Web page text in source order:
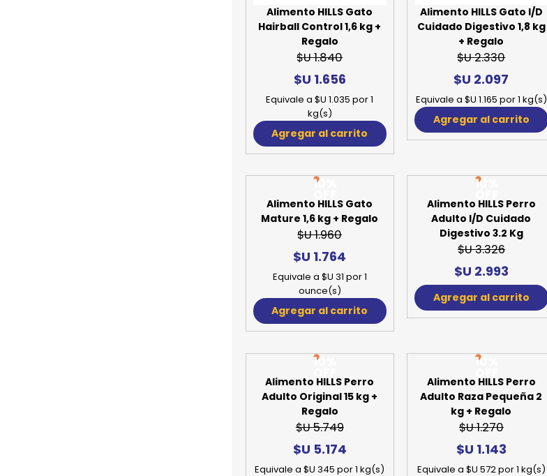
Alimento HILLS Gato
Hairball Control 1,6 kg +
Regalo
$U 1.840
$U 1.656
Equivale a $U 1.035 por 1
kg(s)
Agregar al carrito
Alimento HILLS Gato I/D
Cuidado Digestivo 1,8 kg
+ Regalo
$U 2.330
$U 2.097
Equivale a $U 1.165 por 1 kg(s)
Agregar al carrito
10%
Alimento HILLS Gato
Mature 1,6 kg + Regalo
$U 1.960
$U 1.764
Equivale a $U 31 por 1
ounce(s)
Agregar al carrito
OFF
Digestivo 3.2 Kg
$U 2.993
Agregar al carrito
10% 10%